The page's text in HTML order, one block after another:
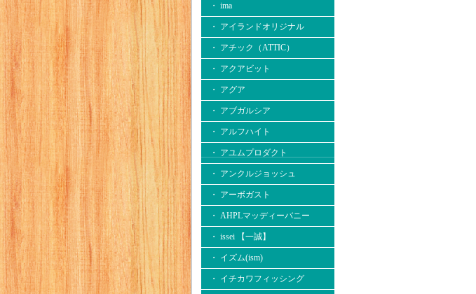
・ ima
・ アイランドオリジナル
・ アチック（ATTIC）
・ アクアビット
・ アグア
・ アブガルシア
・ アルフハイト
・ アユムプロダクト
・ アンクルジョッシュ
・ アーボガスト
・ AHPLマッディーバニー
・ issei 【一誠】
・ イズム(ism)
・ イチカワフィッシング